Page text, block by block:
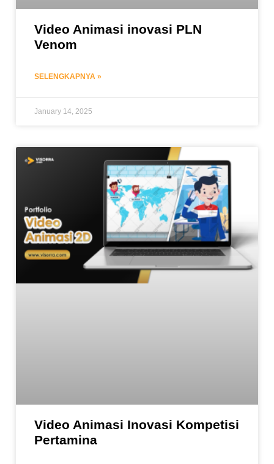
Video Animasi inovasi PLN
Venom
SELENGKAPNYA »
January 14, 2025
Video Animasi Inovasi Kompetisi
Pertamina